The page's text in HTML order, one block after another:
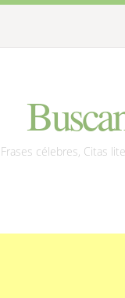
Frases célebres, Citas